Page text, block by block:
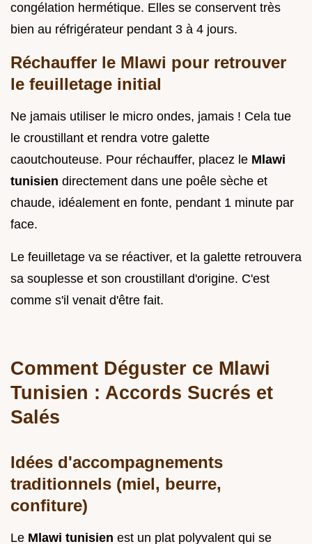
congélation hermétique. Elles se conservent très
bien au réfrigérateur pendant 3 à 4 jours.
Réchauffer le Mlawi pour retrouver
le feuilletage initial
Ne jamais utiliser le micro ondes, jamais ! Cela tue
le croustillant et rendra votre galette
caoutchouteuse. Pour réchauffer, placez le Mlawi
tunisien directement dans une poêle sèche et
chaude, idéalement en fonte, pendant 1 minute par
face.
Le feuilletage va se réactiver, et la galette retrouvera
sa souplesse et son croustillant d'origine. C'est
comme s'il venait d'être fait.
Comment Déguster ce Mlawi
Tunisien : Accords Sucrés et
Salés
Idées d'accompagnements
traditionnels (miel, beurre,
confiture)
Le Mlawi tunisien est un plat polyvalent qui se